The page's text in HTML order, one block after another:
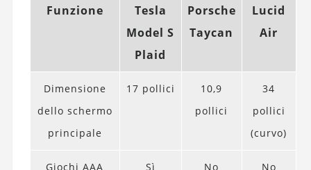
Funzione
Tesla
Model S
Plaid
Porsche
Taycan
Lucid
Air
Dimensione
dello schermo
principale
17 pollici
10,9
pollici
34
pollici
(curvo)
Giochi AAA Sì No No